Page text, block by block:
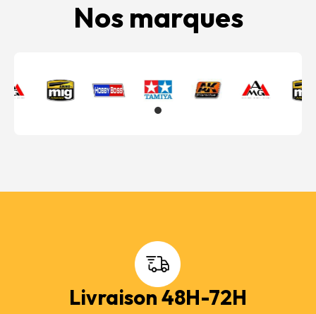
Nos marques
Livraison 48H-72H